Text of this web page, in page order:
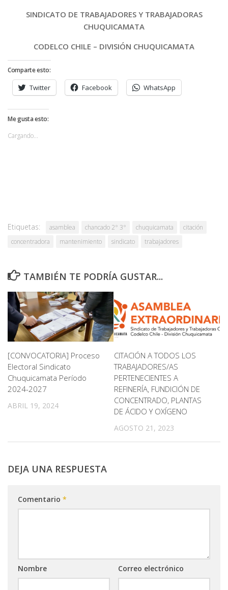
SINDICATO DE TRABAJADORES Y TRABAJADORAS
CHUQUICAMATA
CODELCO CHILE – DIVISIÓN CHUQUICAMATA
Comparte esto:
Twitter Facebook WhatsApp
Me gusta esto:
Cargando...
Etiquetas: asamblea chancado 2° 3° chuquicamata
citación
concentradora
mantenimiento sindicato trabajadores
TAMBIÉN TE PODRÍA GUSTAR...
[CONVOCATORIA] Proceso
Electoral Sindicato
Chuquicamata Período
2024-2027
ABRIL 19, 2024
CITACIÓN A TODOS LOS
TRABAJADORES/AS
PERTENECIENTES A
REFINERÍA, FUNDICIÓN DE
CONCENTRADO, PLANTAS
DE ÁCIDO Y OXÍGENO
AGOSTO 21, 2023
DEJA UNA RESPUESTA
Comentario *
Nombre Correo electrónico